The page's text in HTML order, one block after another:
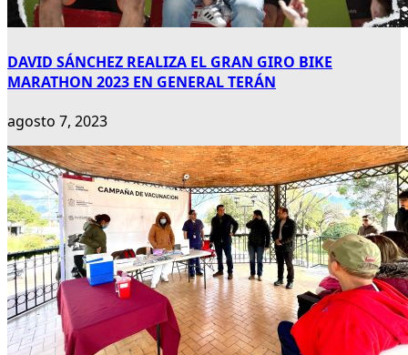
DAVID SÁNCHEZ REALIZA EL GRAN GIRO BIKE
MARATHON 2023 EN GENERAL TERÁN
agosto 7, 2023